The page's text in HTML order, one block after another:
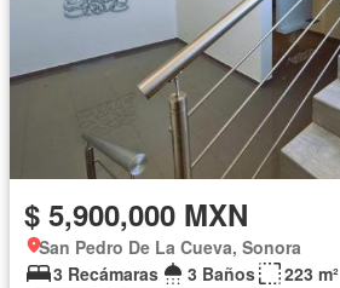
$ 5,900,000 MXN
San Pedro De La Cueva, Sonora
3 Recámaras
3 Baños
223 m²